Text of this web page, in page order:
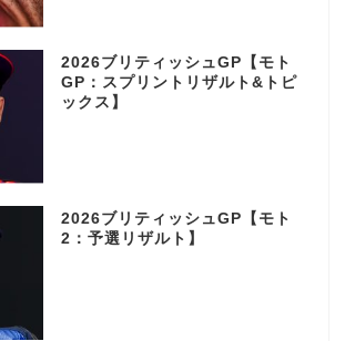
2026ブリティッシュGP【モト
GP：スプリントリザルト&トピ
ックス】
2026ブリティッシュGP【モト
2：予選リザルト】